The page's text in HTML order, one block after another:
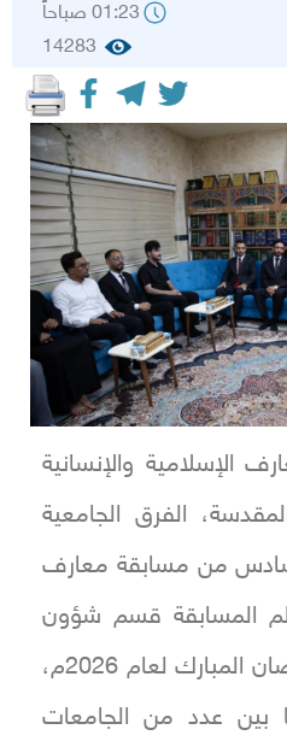
01:23 صباحاً
14283
الإسلامية والإنسانية
الفرق الجامعية
من مسابقة معارف
المسابقة قسم شؤون
المعارف، في شهر رمضان المبارك لعام 2026م،
بين عدد من الجامعات